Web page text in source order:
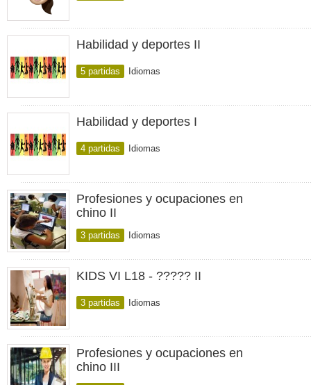
Habilidad y deportes II
5 partidas Idiomas
Habilidad y deportes I
4 partidas Idiomas
Profesiones y ocupaciones en
chino II
3 partidas Idiomas
KIDS VI L18 - ????? II
3 partidas Idiomas
Profesiones y ocupaciones en
chino III